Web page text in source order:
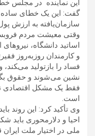
این نماینده در مجلس
گفت: این یک خطای ساده
سازمان‌یافته به ارزش
وقتی معیشت مردم
اساتید دانشگاه،
و کارمندان روزبه‌روز
فساد را بازتولید
نشین می‌شوند و حقوق
فقط یک مشکل اقتصادی
است.
وی تأکید کرد: این روند
احیا و دلارمحوری باید
ملی در اختیار ملت